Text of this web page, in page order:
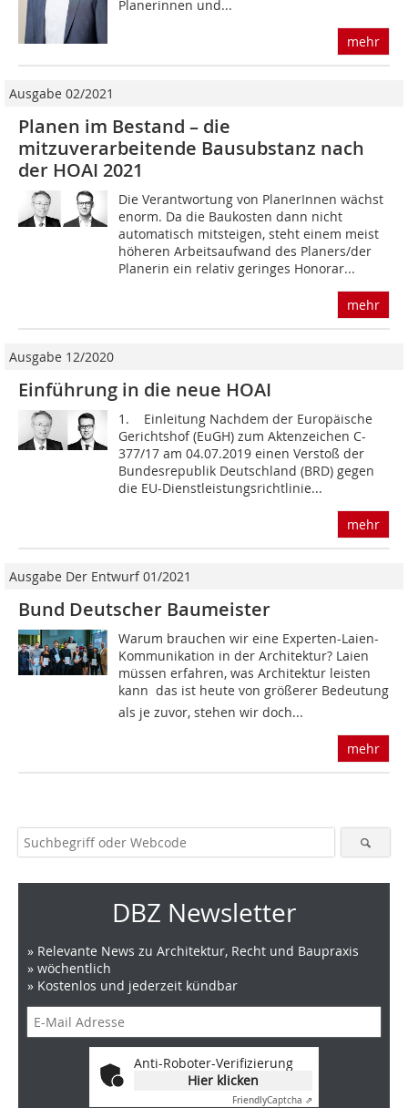
Planerinnen und...
mehr
Ausgabe 02/2021
Planen im Bestand – die
mitzuverarbeitende Bausubstanz nach
der HOAI 2021
Die Verantwortung von PlanerInnen wächst
enorm. Da die Baukosten dann nicht
automatisch mitsteigen, steht einem meist
höheren Arbeitsaufwand des Planers/der
Planerin ein relativ geringes Honorar...
mehr
Ausgabe 12/2020
Einführung in die neue HOAI
1. Einleitung Nachdem der Europäische
Gerichtshof (EuGH) zum Aktenzeichen C-
377/17 am 04.07.2019 einen Verstoß der
Bundesrepublik Deutschland (BRD) gegen
die EU-Dienstleistungsrichtlinie...
mehr
Ausgabe Der Entwurf 01/2021
Bund Deutscher Baumeister
Warum brauchen wir eine Experten-Laien-
Kommunikation in der Architektur? Laien
müssen erfahren, was Architektur leisten
kann  das ist heute von größerer Bedeutung
als je zuvor, stehen wir doch...
mehr
DBZ Newsletter
» Relevante News zu Architektur, Recht und Baupraxis
» wöchentlich
» Kostenlos und jederzeit kündbar
Anti-Roboter-Verifizierung
Hier klicken
FriendlyCaptcha ⇗